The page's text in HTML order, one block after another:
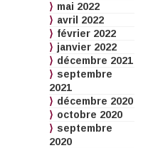
mai 2022
avril 2022
février 2022
janvier 2022
décembre 2021
septembre
2021
décembre 2020
octobre 2020
septembre
2020